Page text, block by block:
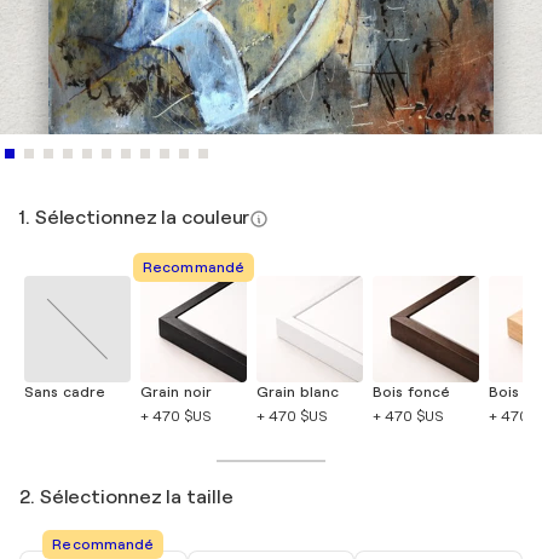
1. Sélectionnez la couleur
Sans cadre
Recommandé
Grain noir
+ 470 $US
Grain blanc
+ 470 $US
Bois foncé
+ 470 $US
Bois
+ 470
2. Sélectionnez la taille
Recommandé